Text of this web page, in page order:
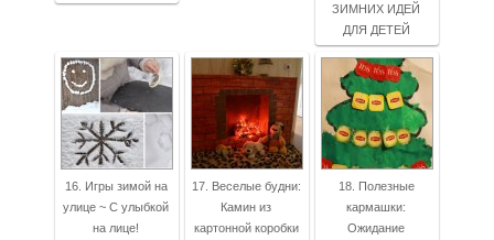
ЗИМНИХ ИДЕЙ
ДЛЯ ДЕТЕЙ
16. Игры зимой на
улице ~ С улыбкой
на лице!
17. Веселые будни:
Камин из
картонной коробки
18. Полезные
кармашки:
Ожидание